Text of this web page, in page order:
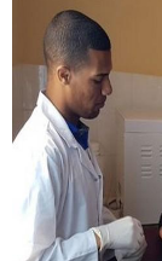
Circuits
Tourisme
Régions